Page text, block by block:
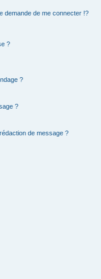
demande de me connecter !?
?
?
?
de message ?